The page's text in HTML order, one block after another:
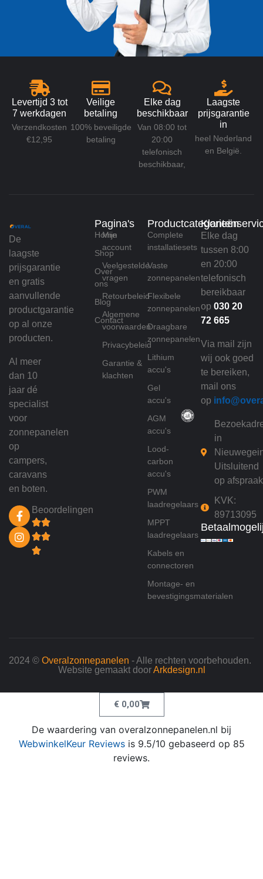
Levertijd 3 tot
7 werkdagen
Verzendkosten
€12,95
Veilige
betaling
100% beveiligde
betaling
Elke dag
beschikbaar
Van 08:00 tot
20:00
telefonisch
beschikbaar,
Laagste
prijsgarantie
in
heel Nederland
en België.
De
laagste
prijsgarantie
en gratis
aanvullende
productgarantie
op al onze
producten.
Al meer
dan 10
jaar dé
specialist
voor
zonnepanelen
op
campers,
caravans
en boten.
Beoordelingen
Pagina's
Home
Shop
Over
ons
Blog
Contact
Mijn
account
Veelgestelde
vragen
Retourbeleid
Algemene
voorwaarden
Privacybeleid
Garantie &
klachten
Productcategorieën
Complete
installatiesets
Vaste
zonnepanelen
Flexibele
zonnepanelen
Draagbare
zonnepanelen
Lithium
accu's
Gel
accu's
AGM
accu's
Lood-
carbon
accu's
PWM
laadregelaars
MPPT
laadregelaars
Kabels en
connectoren
Montage- en
bevestigingsmaterialen
Elke dag
tussen 8:00
en 20:00
telefonisch
bereikbaar
op030 20
72 665
Via mail zijn
wij ook goed
te bereiken,
mail ons
op
in
Uitsluitend
op afspraak
KVK:
89713095
2024 © Overalzonnepanelen - Alle rechten voorbehouden.
Website gemaakt doorArkdesign.nl
€0,00
De waardering van overalzonnepanelen.nl bij
WebwinkelKeur Reviewsis 9.5/10 gebaseerd op 85
reviews.